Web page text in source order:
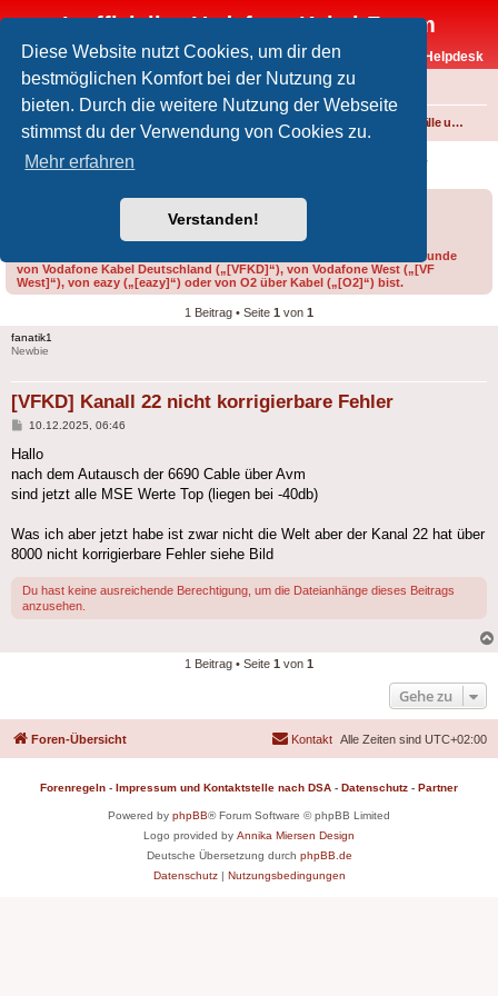
Diese Website nutzt Cookies, um dir den
bestmöglichen Komfort bei der Nutzung zu
bieten. Durch die weitere Nutzung der Webseite
stimmst du der Verwendung von Cookies zu.
Mehr erfahren
Verstanden!
Inoffizielles Vodafone-Kabel-Forum
Vodafone-Kabel-Helpdesk
FAQ
Foren-Übersicht Internet und Telefon über Kabel Störungen, Ausfälle und Speedprobleme
[VFKD] Kanall 22 nicht korrigierbare Fehler
Bitte gib bei der Erstellung eines Threads im Feld „Präfix“ an, ob du Kunde
von Vodafone Kabel Deutschland („[VFKD]“), von Vodafone West („[VF
West]“), von eazy („[eazy]“) oder von O2 über Kabel („[O2]“) bist.
1 Beitrag • Seite 1 von 1
fanatik1
Newbie
[VFKD] Kanall 22 nicht korrigierbare Fehler
Beitrag
10.12.2025, 06:46
Hallo
nach dem Autausch der 6690 Cable über Avm
sind jetzt alle MSE Werte Top (liegen bei -40db)
Was ich aber jetzt habe ist zwar nicht die Welt aber der Kanal 22 hat über
8000 nicht korrigierbare Fehler siehe Bild
Du hast keine ausreichende Berechtigung, um die Dateianhänge dieses Beitrags
anzusehen.
1 Beitrag • Seite 1 von 1
Gehe zu
Foren-Übersicht Alle Zeiten sind UTC+02:00
Kontakt
Forenregeln - Impressum und Kontaktstelle nach DSA - Datenschutz - Partner
Powered by phpBB® Forum Software © phpBB Limited
Logo provided by Annika Miersen Design
Deutsche Übersetzung durch phpBB.de
Datenschutz| Nutzungsbedingungen